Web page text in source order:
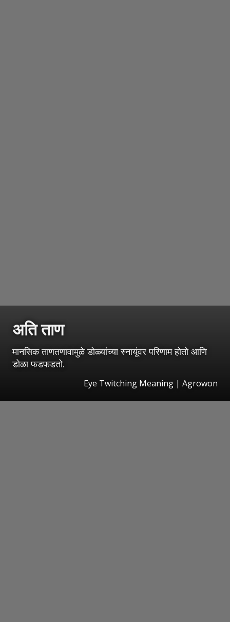
अति ताण
मानसिक ताणतणावामुळे डोळ्यांच्या स्नायूंवर परिणाम होतो आणि
डोळा फडफडतो.
Eye Twitching Meaning | Agrowon